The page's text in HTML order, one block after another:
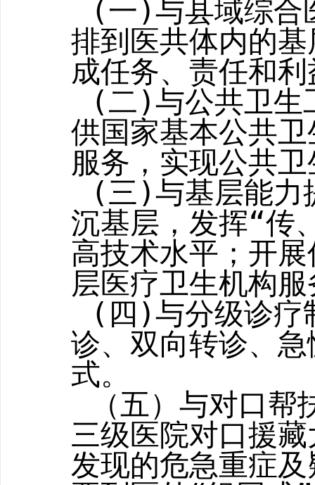
(一)与县域综合
排到医共体内的
成任务、责任和
(二)与公共卫生
供国家基本公共
服务，实现公共
(三)与基层能力
沉基层，发挥“传
高技术水平 ；开
层医疗卫生机构
( 四 )与分级诊疗
诊、双向转诊、
式。
（五）与对口帮
三级医院对口援
发现的危急重症